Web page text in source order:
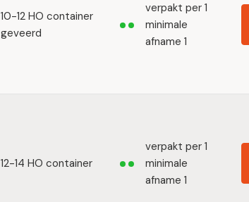
10-12 HO container
geveerd
verpakt per 1
minimale
afname 1
12-14 HO container
verpakt per 1
minimale
afname 1